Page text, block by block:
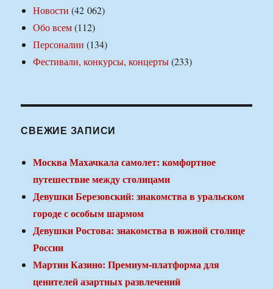
Новости (42 062)
Обо всем(112)
Персоналии (134)
Фестивали, конкурсы, концерты(233)
СВЕЖИЕ ЗАПИСИ
Москва Махачкала самолет: комфортное
путешествие между столицами
Девушки Березовский: знакомства в уральском
городе с особым шармом
Девушки Ростова: знакомства в южной столице
России
Мартин Казино: Премиум-платформа для
ценителей азартных развлечений